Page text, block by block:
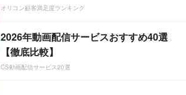
オリコン顧客満足度ランキング
2026年動画配信サービスおすすめ40選
【徹底比較】
CS動画配信サービス20選